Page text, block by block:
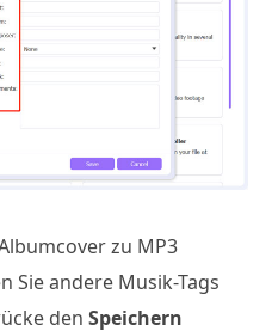
zu MP3
Sie andere Musik-Tags
den Speichern